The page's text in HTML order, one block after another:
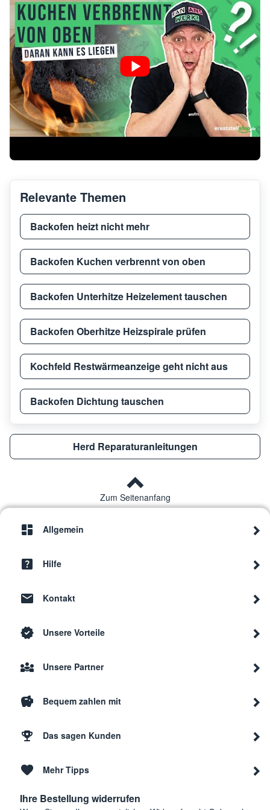
Thermador
Thermador
Thermador
Thermador
Thermador
Thermador
Thermador
Thermador
Thermador
Thermador
Thermador
Thermador
Relevante Themen
Backofen heizt nicht mehr
Backofen Kuchen verbrennt von oben
Backofen Unterhitze Heizelement tauschen
Backofen Oberhitze Heizspirale prüfen
Kochfeld Restwärmeanzeige geht nicht aus
Backofen Dichtung tauschen
Herd Reparaturanleitungen
Zum Seitenanfang
Allgemein
Hilfe
Kontakt
Unsere Vorteile
Unsere Partner
Bequem zahlen mit
Das sagen Kunden
Mehr Tipps
Ihre Bestellung widerrufen